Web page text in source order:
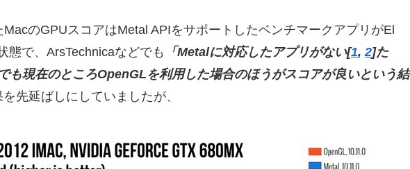
のGPUスコアはMetal APIをサポートしたベンチマークアプリがEl
態で、ArsTechnicaなどでも
「Metalに対応したアプリがない[1,2]た
も現在のところOpenGLを利用した場合のほうがスコアが良いという結
先延ばしにしていましたが、